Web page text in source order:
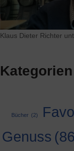
Klaus Dieter Richter
Kategorien
Bücher (2)
Genuss